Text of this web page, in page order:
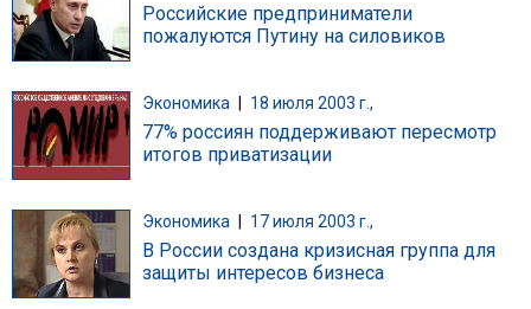
Российские предприниматели
пожалуются Путину на силовиков
Экономика 18 июля 2003 г.,
77% россиян поддерживают пересмотр
итогов приватизации
Экономика 17 июля 2003 г.,
В России создана кризисная группа для
защиты интересов бизнеса